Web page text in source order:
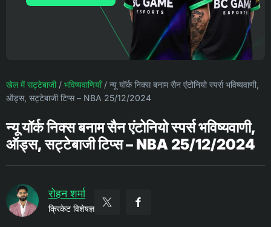
खेल में सट्टेबाजी/ भविष्यवाणियाँ/ न्यू यॉर्क निक्स बनाम सैन एंटोनियो स्पर्स भविष्यवाणी,
ऑड्स, सट्टेबाजी टिप्स – NBA 25/12/2024
न्यू यॉर्क निक्स बनाम सैन एंटोनियो स्पर्स भविष्यवाणी,
ऑड्स, सट्टेबाजी टिप्स – NBA 25/12/2024
रोहन शर्मा
क्रिकेट विशेषज्ञ